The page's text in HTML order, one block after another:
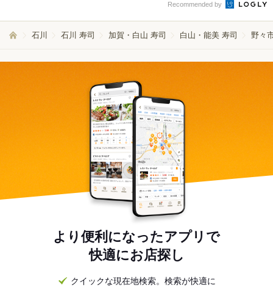
Recommended by
石川 石川 寿司 加賀・白山 寿司 白山・能美 寿司 野々
より便利になったアプリで
快適にお店探し
クイックな現在地検索。検索が快適に